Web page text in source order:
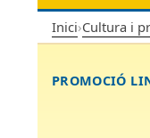
Inici›Cultura i
PROMOCIÓ